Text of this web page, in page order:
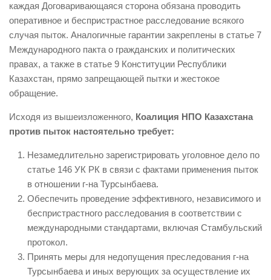
каждая Договаривающаяся сторона обязана проводить
оперативное и беспристрастное расследование всякого
случая пыток. Аналогичные гарантии закреплены в статье 7
Международного пакта о гражданских и политических
правах, а также в статье 9 Конституции Республики
Казахстан, прямо запрещающей пытки и жестокое
обращение.
Исходя из вышеизложенного, Коалиция НПО Казахстана
против пыток настоятельно требует:
Незамедлительно зарегистрировать уголовное дело по
статье 146 УК РК в связи с фактами применения пыток
в отношении г-на Турсынбаева.
Обеспечить проведение эффективного, независимого и
беспристрастного расследования в соответствии с
международными стандартами, включая Стамбульский
протокол.
Принять меры для недопущения преследования г-на
Турсынбаева и иных верующих за осуществление их